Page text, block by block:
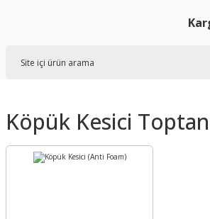
Köpük Kesici Toptan